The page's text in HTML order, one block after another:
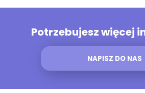
Potrzebujesz więcej
NAPISZ DO NAS